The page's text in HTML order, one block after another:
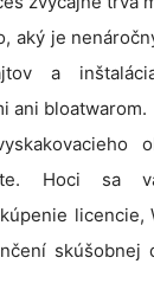
aký je
a
ani bloatwarom.
Hoci sa
licencie,
skúšobnej